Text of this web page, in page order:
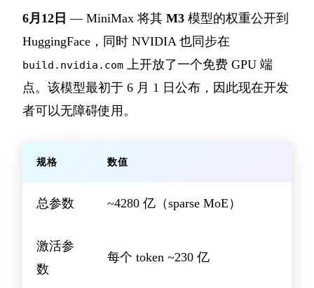
6月12日 — MiniMax 将其 M3 模型的权重公开到
HuggingFace，同时 NVIDIA 也同步在
build.nvidia.com 上开放了一个免费 GPU 端
点。该模型最初于 6 月 1 日公布，因此现在开发
者可以无障碍使用。
规格 数值
总参数 ~4280 亿（sparse MoE）
激活参
数
每个 token ~230 亿